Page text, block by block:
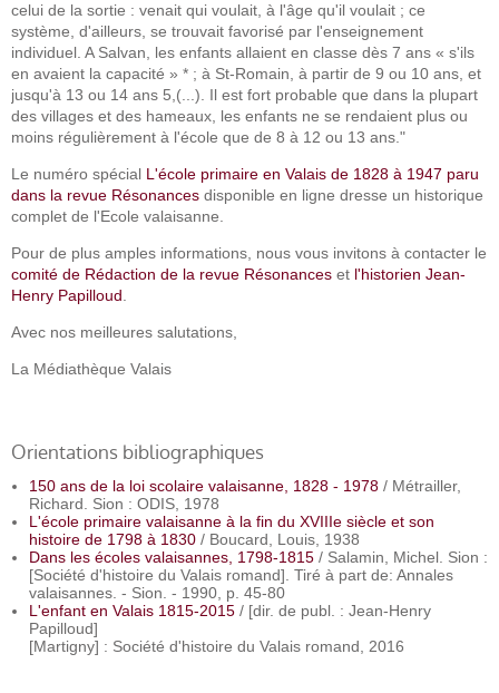
celui de la sortie : venait qui voulait, à l'âge qu'il voulait ; ce
système, d'ailleurs, se trouvait favorisé par l'enseignement
individuel. A Salvan, les enfants allaient en classe dès 7 ans « s'ils
en avaient la capacité » * ; à St-Romain, à partir de 9 ou 10 ans, et
jusqu'à 13 ou 14 ans 5,(...). Il est fort probable que dans la plupart
des villages et des hameaux, les enfants ne se rendaient plus ou
moins régulièrement à l'école que de 8 à 12 ou 13 ans."
Le numéro spécial L'école primaire en Valais de 1828 à 1947 paru
dans la revue Résonances disponible en ligne dresse un historique
complet de l'Ecole valaisanne.
Pour de plus amples informations, nous vous invitons à contacter le
comité de Rédaction de la revue Résonances et l'historien Jean-
Henry Papilloud
Avec nos meilleures salutations,
La Médiathèque Valais
Orientations bibliographiques
150 ans de la loi scolaire valaisanne, 1828 - 1978 / Métrailler,
Richard. Sion : ODIS, 1978
L'école primaire valaisanne à la fin du XVIIIe siècle et son
histoire de 1798 à 1830 / Boucard, Louis, 1938
Dans les écoles valaisannes, 1798-1815 / Salamin, Michel. Sion :
[Société d'histoire du Valais romand]. Tiré à part de: Annales
valaisannes. - Sion. - 1990, p. 45-80
L'enfant en Valais 1815-2015 / [dir. de publ. : Jean-Henry
Papilloud]
[Martigny] : Société d'histoire du Valais romand, 2016